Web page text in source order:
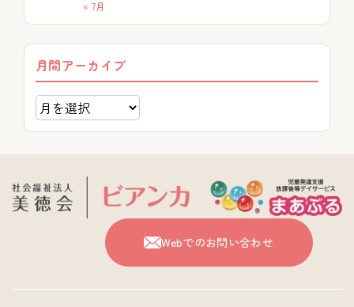
« 7月
月間アーカイブ
Webでのお問い合わせ